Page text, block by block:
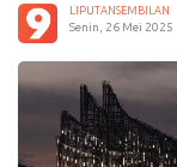
LIPUTANSEMBILAN
Senin, 26 Mei 2025